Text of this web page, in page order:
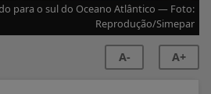
para o sul do Oceano Atlântico — Foto:
Reprodução/Simepar
A- A+